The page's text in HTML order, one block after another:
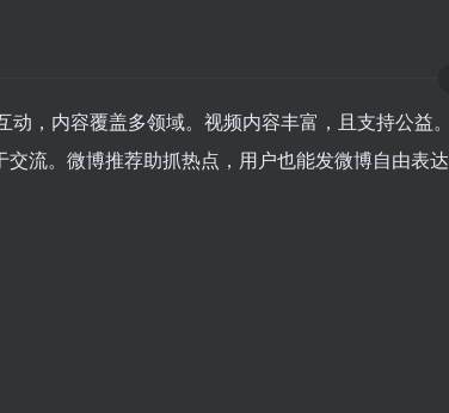
，内容覆盖多领域。视频内容丰富，且支持公益
流。微博推荐助抓热点，用户也能发微博自由表
扫码